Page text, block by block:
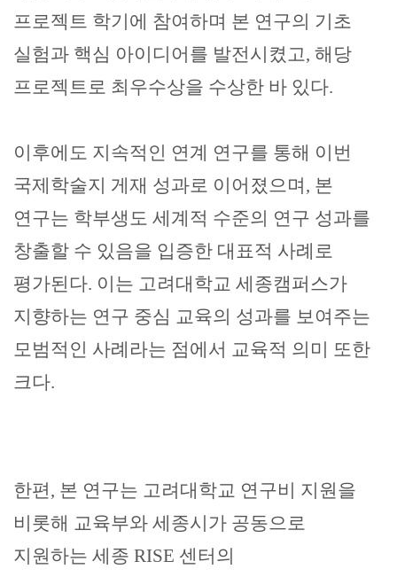
프로젝트 학기에 참여하며 본 연구의 기초
실험과 핵심 아이디어를 발전시켰고, 해당
프로젝트로 최우수상을 수상한 바 있다.
이후에도 지속적인 연계 연구를 통해 이번
국제학술지 게재 성과로 이어졌으며 , 본
연구는 학부생도 세계적 수준의 연구 성과를
창출할 수 있음을 입증한 대표적 사례로
평가된다. 이는 고려대학교 세종캠퍼스가
지향하는 연구 중심 교육의 성과를 보여주는
모범적인 사례라는 점에서 교육적 의미 또한
크다.
한편, 본 연구는 고려대학교 연구비 지원을
비롯해 교육부와 세종시가 공동으로
지원하는 세종 RISE 센터의